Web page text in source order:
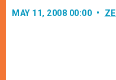
MAY 11, 2008 00:00